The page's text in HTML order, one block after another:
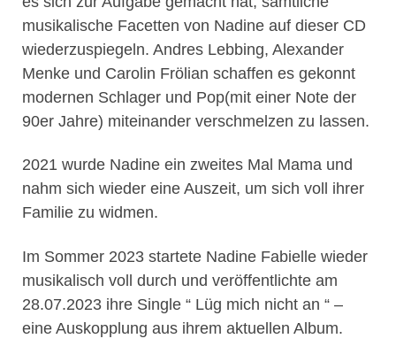
musikalische Facetten von Nadine auf dieser CD
wiederzuspiegeln. Andres Lebbing, Alexander
Menke und Carolin Frölian schaffen es gekonnt
modernen Schlager und Pop(mit einer Note der
90er Jahre) miteinander verschmelzen zu lassen.
2021 wurde Nadine ein zweites Mal Mama und
nahm sich wieder eine Auszeit, um sich voll ihrer
Familie zu widmen.
Im Sommer 2023 startete Nadine Fabielle wieder
musikalisch voll durch und veröffentlichte am
28.07.2023 ihre Single “ Lüg mich nicht an “ –
eine Auskopplung aus ihrem aktuellen Album.